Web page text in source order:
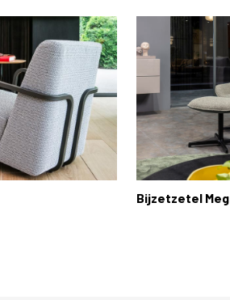
Bijzetzetel Meg